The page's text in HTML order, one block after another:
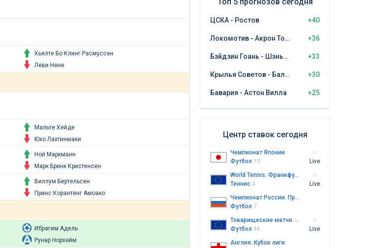
Хьялте Бо Клинг Расмуссен
Леви Нене
Мальте Хейде
Юхо Лахтинмаки
Ной Маркманн
Марк Бринк Кристенсен
Виллум Бертельсен
Принс Корантенг Амоако
Ибрагим Адель
Рунар Норхейм
ЦСКА - Ростов +40
Локомотив - Акрон Тольятти +36
Бэйдзин Гоань - Шэньчжэнь Пэн Сити +33
Крылья Советов - Балтика Калининград +30
Бавария - Астон Вилла +25
Центр ставок сегодня
Чемпионат Японии
Футбол 10
Live
World Tennis. Франкфурт-на-Майне
Теннис 4
Live
Чемпионат России. Премьер-лига
Футбол 7
Товарищеские матчи клубов
Футбол 46
Live
Англия. Кубок лиги